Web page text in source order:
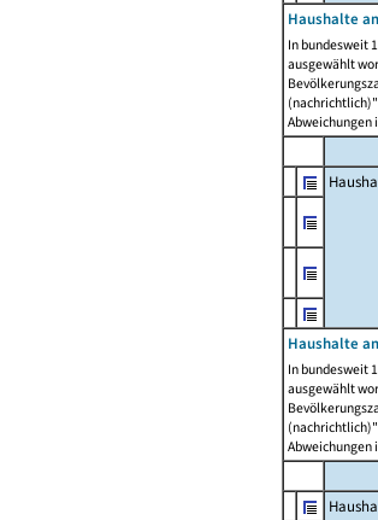
Haushalte
In bundesweit
ausgewählt
Abweichungen
Haushalte
In bundesweit
ausgewählt
Abweichungen